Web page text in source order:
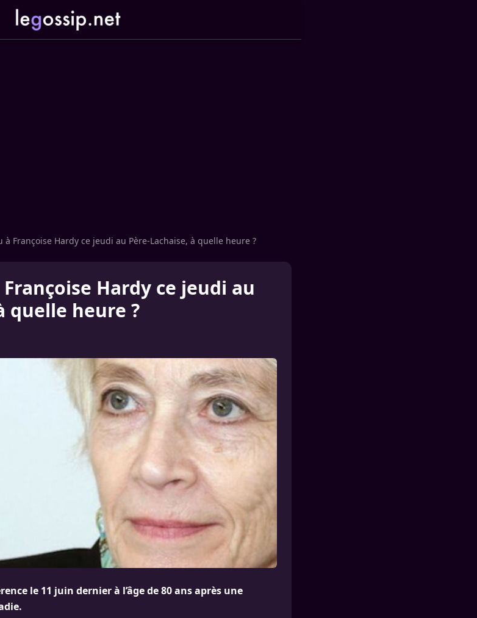
à Françoise Hardy ce jeudi au Père-Lachaise, à quelle heure ?
Hardy ce jeudi au
quelle heure ?
le 11 juin dernier à l’âge de 80 ans après une